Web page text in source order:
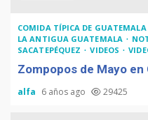
COMIDA TÍPICA DE GUATEMALA
LA ANTIGUA GUATEMALA
SACATEPÉQUEZ
VIDEOS
Zompopos de Mayo en
alfa 6 años ago 29425